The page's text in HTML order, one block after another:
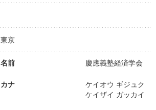
東京
名前 慶應義塾経済学会
カナ
ケイオウ ギジュク
ケイザイ ガッカイ